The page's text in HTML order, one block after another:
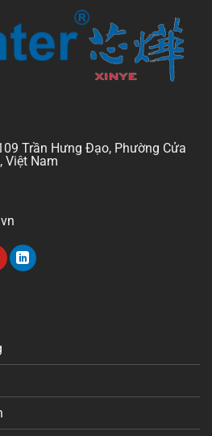
Trần Hưng Đạo, Phường Cửa
Việt Nam